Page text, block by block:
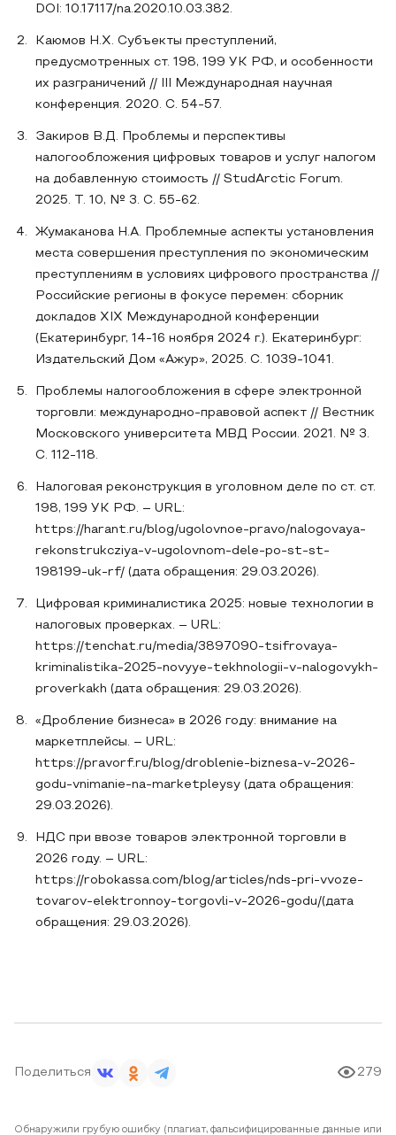
DOI: 10.17117/na.2020.10.03.382.
Каюмов Н.Х. Субъекты преступлений,
предусмотренных ст. 198, 199 УК РФ, и особенности
их разграничений // III Международная научная
конференция. 2020. С. 54-57.
Закиров В.Д. Проблемы и перспективы
налогообложения цифровых товаров и услуг налогом
на добавленную стоимость // StudArctic Forum.
2025. Т. 10, № 3. С. 55-62.
Жумаканова Н.А. Проблемные аспекты установления
места совершения преступления по экономическим
преступлениям в условиях цифрового пространства //
Российские регионы в фокусе перемен: сборник
докладов XIX Международной конференции
(Екатеринбург, 14-16 ноября 2024 г.). Екатеринбург:
Издательский Дом «Ажур», 2025. С. 1039-1041.
Проблемы налогообложения в сфере электронной
торговли: международно-правовой аспект // Вестник
Московского университета МВД России. 2021. № 3.
С. 112-118.
Налоговая реконструкция в уголовном деле по ст. ст.
198, 199 УК РФ. – URL:
https://harant.ru/blog/ugolovnoe-pravo/nalogovaya-
rekonstrukcziya-v-ugolovnom-dele-po-st-st-
198199-uk-rf/ (дата обращения: 29.03.2026).
Цифровая криминалистика 2025: новые технологии в
налоговых проверках. – URL:
https://tenchat.ru/media/3897090-tsifrovaya-
kriminalistika-2025-novyye-tekhnologii-v-nalogovykh-
proverkakh (дата обращения: 29.03.2026).
«Дробление бизнеса» в 2026 году: внимание на
маркетплейсы. – URL:
https://pravorf.ru/blog/droblenie-biznesa-v-2026-
godu-vnimanie-na-marketpleysy (дата обращения:
29.03.2026).
НДС при ввозе товаров электронной торговли в
2026 году. – URL:
https://robokassa.com/blog/articles/nds-pri-vvoze-
tovarov-elektronnoy-torgovli-v-2026-godu/(дата
обращения: 29.03.2026).
Поделиться 279
Обнаружили грубую ошибку (плагиат, фальсифицированные данные или